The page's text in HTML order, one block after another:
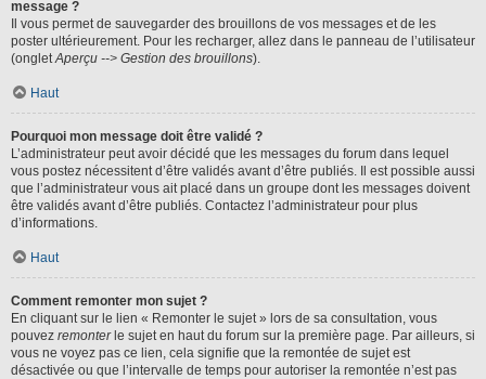
message ?
Il vous permet de sauvegarder des brouillons de vos messages et de les
poster ultérieurement. Pour les recharger, allez dans le panneau de l’utilisateur
(ongletAperçu --> Gestion des brouillons).
Haut
Pourquoi mon message doit être validé ?
L’administrateur peut avoir décidé que les messages du forum dans lequel
vous postez nécessitent d’être validés avant d’être publiés. Il est possible aussi
que l’administrateur vous ait placé dans un groupe dont les messages doivent
être validés avant d’être publiés. Contactez l’administrateur pour plus
d’informations.
Haut
Comment remonter mon sujet ?
En cliquant sur le lien « Remonter le sujet » lors de sa consultation, vous
pouvez remonterle sujet en haut du forum sur la première page. Par ailleurs, si
vous ne voyez pas ce lien, cela signifie que la remontée de sujet est
désactivée ou que l’intervalle de temps pour autoriser la remontée n’est pas